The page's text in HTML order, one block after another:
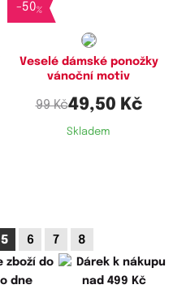
-50%
Veselé dámské ponožky
vánoční motiv
99 Kč49,50 Kč
Skladem
5 6 7 8